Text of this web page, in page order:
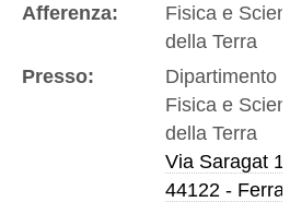
Afferenza:
Fisica e
della Terra
Presso:
Dipartimento di
Fisica e
della Terra
Via Saragat 1
44122 -